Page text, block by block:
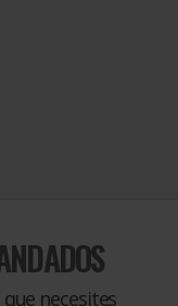
necesites